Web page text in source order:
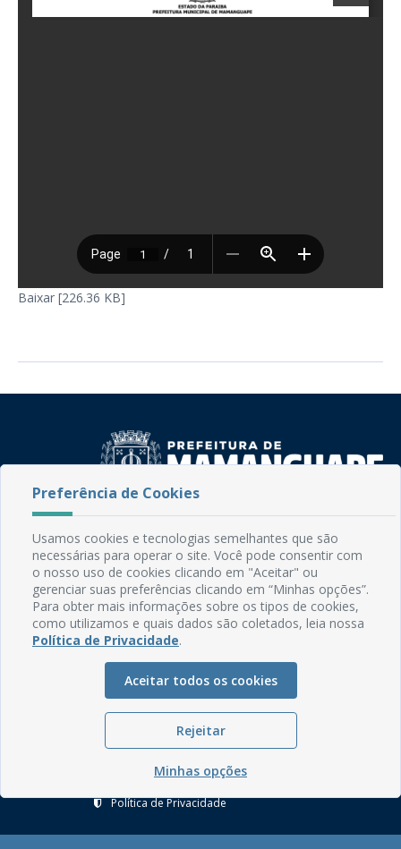
Baixar [226.36 KB]
CEP: 58.280-000 - Mamanguape/PB
Fone: (83) 3292-2246
Email: comunicacao@mamanguape.pb.gov.br
Expediente: Segunda à Sexta, das 08h às 13h
Mapa do Site
Manual de Navegação
Glossário
Ouvidoria
Serviços Internos
Política de Privacidade
Preferência de Cookies
Usamos cookies e tecnologias semelhantes que são
necessárias para operar o site. Você pode consentir com
o nosso uso de cookies clicando em "Aceitar" ou
gerenciar suas preferências clicando em “Minhas opções”.
Para obter mais informações sobre os tipos de cookies,
como utilizamos e quais dados são coletados, leia nossa
Política de Privacidade.
Aceitar todos os cookies
Rejeitar
Minhas opções